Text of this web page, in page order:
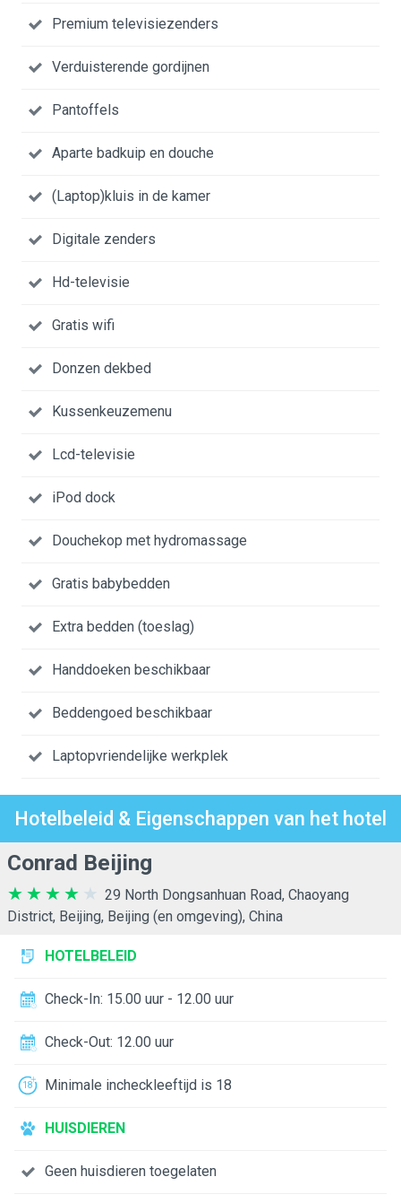
Premium televisiezenders
Verduisterende gordijnen
Pantoffels
Aparte badkuip en douche
(Laptop)kluis in de kamer
Digitale zenders
Hd-televisie
Gratis wifi
Donzen dekbed
Kussenkeuzemenu
Lcd-televisie
iPod dock
Douchekop met hydromassage
Gratis babybedden
Extra bedden (toeslag)
Handdoeken beschikbaar
Beddengoed beschikbaar
Laptopvriendelijke werkplek
Hotelbeleid & Eigenschappen van het hotel
Conrad Beijing
29 North Dongsanhuan Road, Chaoyang
District, Beijing, Beijing (en omgeving), China
HOTELBELEID
Check-In: 15.00 uur - 12.00 uur
Check-Out: 12.00 uur
Minimale incheckleeftijd is 18
HUISDIEREN
Geen huisdieren toegelaten